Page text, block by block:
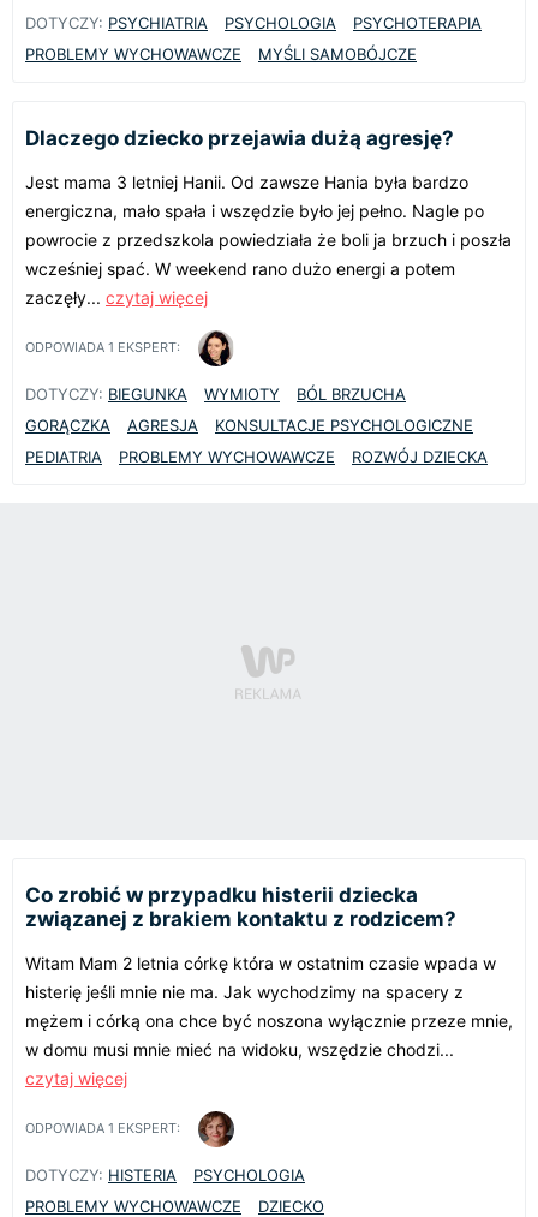
DOTYCZY: PSYCHIATRIA PSYCHOLOGIA
PSYCHOTERAPIA
PROBLEMY WYCHOWAWCZE
MYŚLI SAMOBÓJCZE
Dlaczego dziecko przejawia dużą agresję?
Jest mama 3 letniej Hanii. Od zawsze Hania była bardzo
energiczna, mało spała i wszędzie było jej pełno. Nagle po
powrocie z przedszkola powiedziała że boli ja brzuch i poszła
wcześniej spać. W weekend rano dużo energi a potem
zaczęły... czytaj więcej
ODPOWIADA 1 EKSPERT:
DOTYCZY: BIEGUNKA WYMIOTY
BÓL BRZUCHA
GORĄCZKA
AGRESJA
KONSULTACJE PSYCHOLOGICZNE
PEDIATRIA
PROBLEMY WYCHOWAWCZE ROZWÓJ DZIECKA
Co zrobić w przypadku histerii dziecka
związanej z brakiem kontaktu z rodzicem?
Witam Mam 2 letnia córkę która w ostatnim czasie wpada w
histerię jeśli mnie nie ma. Jak wychodzimy na spacery z
mężem i córką ona chce być noszona wyłącznie przeze mnie,
w domu musi mnie mieć na widoku, wszędzie chodzi...
czytaj więcej
ODPOWIADA 1 EKSPERT:
DOTYCZY: HISTERIA
PSYCHOLOGIA
PROBLEMY WYCHOWAWCZE
DZIECKO